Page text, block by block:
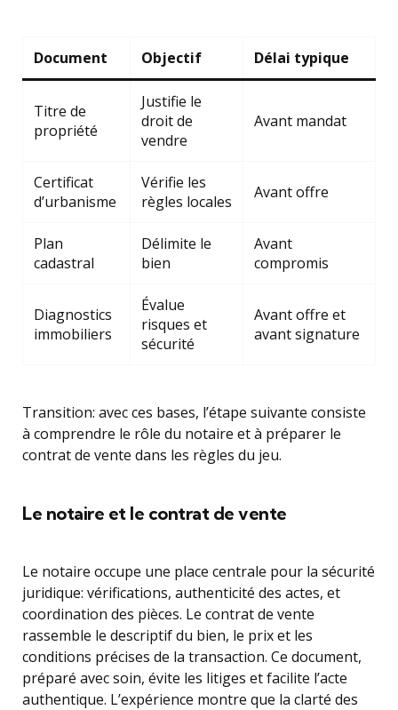
Document Objectif Délai typique
Titre de
propriété
Justifie le
droit de
vendre
Avant mandat
Certificat
d’urbanisme
Vérifie les
règles locales
Avant offre
Plan
cadastral
Délimite le
bien
Avant
compromis
Diagnostics
immobiliers
Évalue
risques et
sécurité
Avant offre et
avant signature
Transition: avec ces bases, l’étape suivante consiste
à comprendre le rôle du notaire et à préparer le
contrat de vente dans les règles du jeu.
Le notaire et le contrat de vente
Le notaire occupe une place centrale pour la sécurité
juridique: vérifications, authenticité des actes, et
coordination des pièces. Le contrat de vente
rassemble le descriptif du bien, le prix et les
conditions précises de la transaction. Ce document,
préparé avec soin, évite les litiges et facilite l’acte
authentique. L’expérience montre que la clarté des